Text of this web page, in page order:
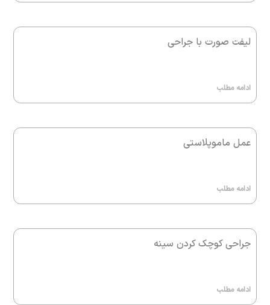
لیفت صورت با جراحی
ادامه مطلب
عمل ماموپلاستی
ادامه مطلب
جراحی کوچک کردن سینه
ادامه مطلب